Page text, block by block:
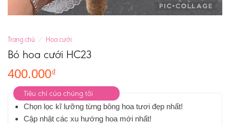
Trang chủ / Hoa cưới
Bó hoa cưới HC23
400.000₫
Tiêu chí của chúng tôi
Chọn lọc kĩ lưỡng từng bông hoa tươi đẹp nhất!
Cập nhật các xu hướng hoa mới nhất!